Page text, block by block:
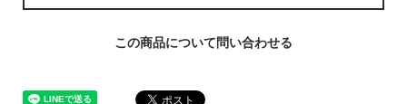
この商品について問い合わせる